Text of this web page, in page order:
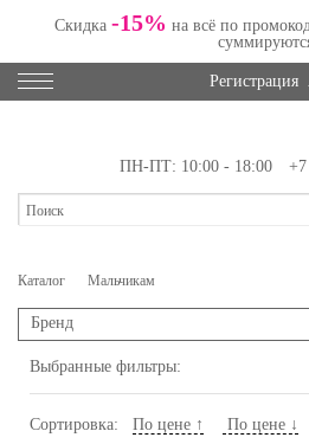
Скидка -15% на всё по
Регистрация
ПН-ПТ: 10:00 - 18:00
Каталог Мальчикам
Бренд
Выбранные фильтры:
Сортировка: По цене ↑ По цене ↓